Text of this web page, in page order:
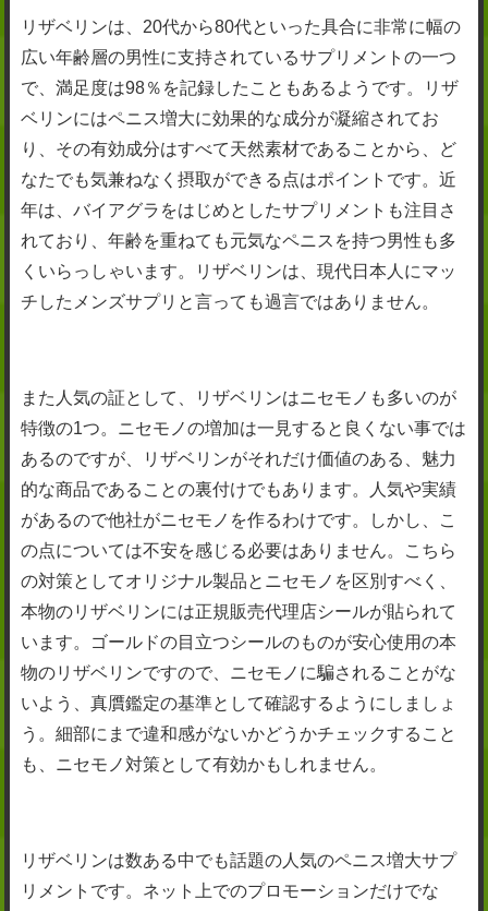
リザベリンは、20代から80代といった具合に非常に幅の
広い年齢層の男性に支持されているサプリメントの一つ
で、満足度は98％を記録したこともあるようです。リザ
ベリンにはペニス増大に効果的な成分が凝縮されてお
り、その有効成分はすべて天然素材であることから、ど
なたでも気兼ねなく摂取ができる点はポイントです。近
年は、バイアグラをはじめとしたサプリメントも注目さ
れており、年齢を重ねても元気なペニスを持つ男性も多
くいらっしゃいます。リザベリンは、現代日本人にマッ
チしたメンズサプリと言っても過言ではありません。
また人気の証として、リザベリンはニセモノも多いのが
特徴の1つ。ニセモノの増加は一見すると良くない事では
あるのですが、リザベリンがそれだけ価値のある、魅力
的な商品であることの裏付けでもあります。人気や実績
があるので他社がニセモノを作るわけです。しかし、こ
の点については不安を感じる必要はありません。こちら
の対策としてオリジナル製品とニセモノを区別すべく、
本物のリザベリンには正規販売代理店シールが貼られて
います。ゴールドの目立つシールのものが安心使用の本
物のリザベリンですので、ニセモノに騙されることがな
いよう、真贋鑑定の基準として確認するようにしましょ
う。細部にまで違和感がないかどうかチェックすること
も、ニセモノ対策として有効かもしれません。
リザベリンは数ある中でも話題の人気のペニス増大サプ
リメントです。ネット上でのプロモーションだけでな